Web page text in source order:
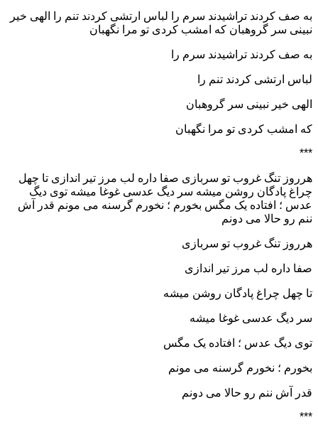
به صف کردند تراشیدند سرم را لباس ارتشی کردند تنم را الهی خیر
نبینی سر گروهبان که امشب کردی تو مرا نگهبان
به صف کردند تراشیدند سرم را
لباس ارتشی کردند تنم را
الهی خیر نبینی سر گروهبان
که امشب کردی تو مرا نگهبان
***
هرروز تنگ غروب تو سربازی صفا داره لب مرز تیر اندازی تا چهل
چراغ پادگان روشن میشه سر دیگ عدسی غوغا میشه توی دیگ
عدس ؛ افتاده یک مگس بخورم ؛ نخورم گرسنه می مونم قدر آش
ننم رو حالا می دونم
هرروز تنگ غروب تو سربازی
صفا داره لب مرز تیر اندازی
تا چهل چراغ پادگان روشن میشه
سر دیگ عدسی غوغا میشه
توی دیگ عدس ؛ افتاده یک مگس
بخورم ؛ نخورم گرسنه می مونم
قدر آش ننم رو حالا می دونم
***